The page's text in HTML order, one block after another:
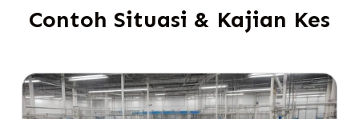
Contoh Situasi & Kajian Kes